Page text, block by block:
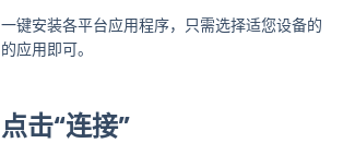
一键安装各平台应用程序，只需选择适您设备的
的应用即可。
点击“连接”